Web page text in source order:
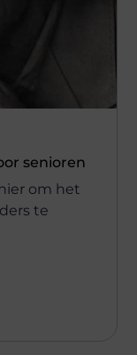
senioren
om het
te